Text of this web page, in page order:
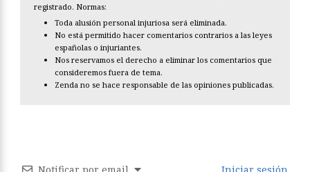
registrado. Normas:
Toda alusión personal injuriosa será eliminada.
No está permitido hacer comentarios contrarios a las leyes
españolas o injuriantes.
Nos reservamos el derecho a eliminar los comentarios que
consideremos fuera de tema.
Zenda no se hace responsable de las opiniones publicadas.